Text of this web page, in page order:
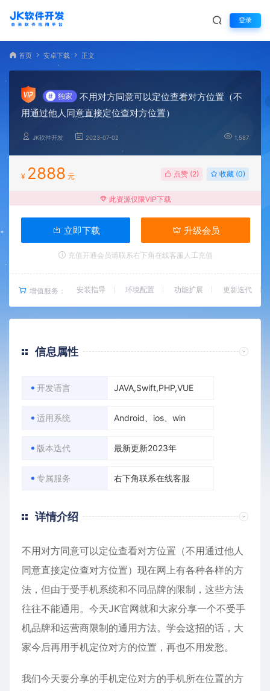
登录
首页 安卓下载 正文
# 独家
不用对方同意可以定位查看对方位置（不
用通过他人同意直接定位查对方位置）
JK软件开发 2023-07-02 1,587
¥ 2888 元 点赞 (2) 收藏 (0)
此资源仅限VIP下载
立即下载 升级会员
充值开通会员请联系右下角在线客服人工充值
增值服务： 安装指导 环境配置 功能扩展 更新迭代
信息属性
开发语言 JAVA,Swift,PHP,VUE
适用系统 Android、ios、win
版本迭代 最新更新2023年
专属服务 右下角联系在线客服
详情介绍
不用对方同意可以定位查看对方位置（不用通过他人
同意直接定位查对方位置）现在网上有各种各样的方
法，但由于受手机系统和不同品牌的限制，这些方法
往往不能通用。今天JK官网就和大家分享一个不受手
机品牌和运营商限制的通用方法。学会这招的话，大
家今后再用手机定位对方的位置，再也不用发愁。
我们今天要分享的手机定位对方的手机所在位置的方